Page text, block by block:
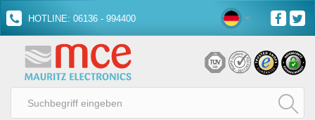
HOTLINE: 06136 - 994400